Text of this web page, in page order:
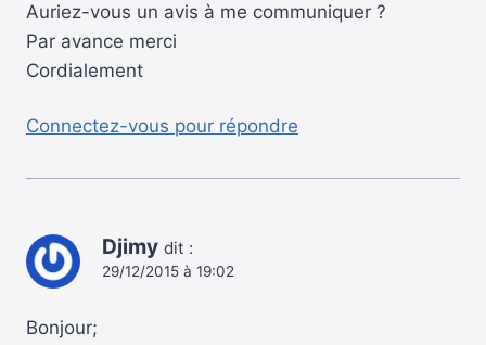
Auriez-vous un avis à me communiquer ?
Par avance merci
Cordialement
Connectez-vous pour répondre
Djimy dit :
29/12/2015 à 19:02
Bonjour;